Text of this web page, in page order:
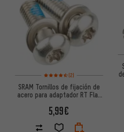
Valoración media: 4,5 de 5
(2)
SRAM Tornillos de fijación de
acero para adaptador RT Flat
5,99€